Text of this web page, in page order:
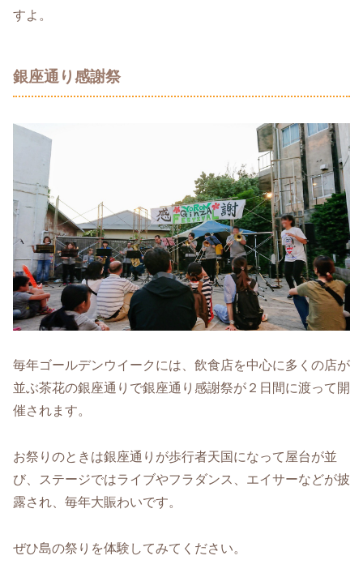
すよ。
銀座通り感謝祭
毎年ゴールデンウイークには、飲食店を中心に多くの店が
並ぶ茶花の銀座通りで銀座通り感謝祭が２日間に渡って開
催されます。
お祭りのときは銀座通りが歩行者天国になって屋台が並
び、ステージではライブやフラダンス、エイサーなどが披
露され、毎年大賑わいです。
ぜひ島の祭りを体験してみてください。